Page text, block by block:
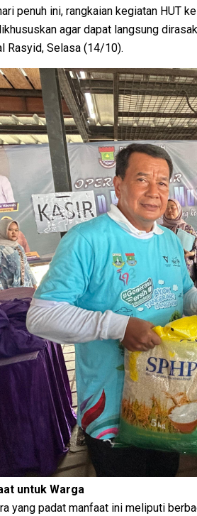
penuh ini, rangkaian kegiatan HUT
agar dapat langsung
Rasyid, Selasa (14/10).
untuk Warga
yang padat manfaat ini meliputi